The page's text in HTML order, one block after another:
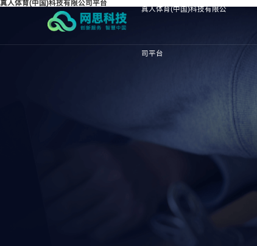
真人体育(中国)科技有限公司平台
真人体育(中国)科技有限公
司平台